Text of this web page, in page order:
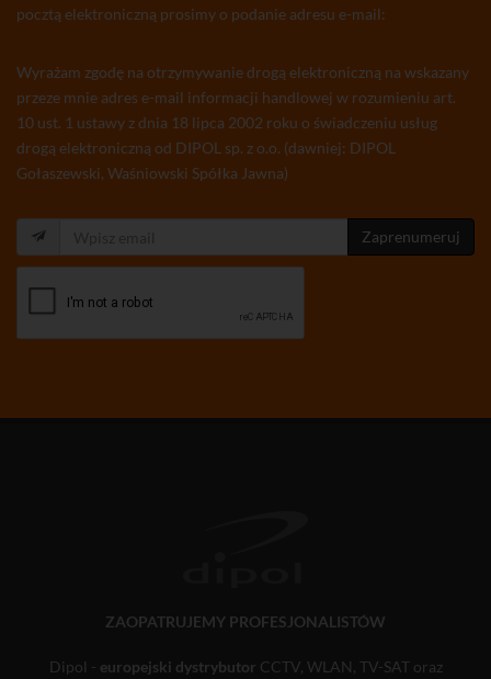
pocztą elektroniczną prosimy o podanie adresu e-mail:
Wyrażam zgodę na otrzymywanie drogą elektroniczną na wskazany
przeze mnie adres e-mail informacji handlowej w rozumieniu art.
10 ust. 1 ustawy z dnia 18 lipca 2002 roku o świadczeniu usług
drogą elektroniczną od DIPOL sp. z o.o. (dawniej: DIPOL
Gołaszewski, Waśniowski Spółka Jawna)
Zaprenumeruj
ZAOPATRUJEMY PROFESJONALISTÓW
Dipol - europejski dystrybutor CCTV, WLAN, TV-SAT oraz